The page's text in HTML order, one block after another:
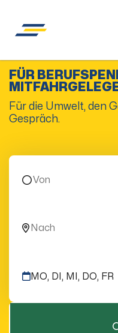
FÜR
Für die Umwelt, den
Gespräch.
MO, DI, MI, DO, FR